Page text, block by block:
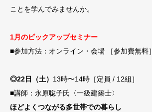
ことを学んでみませんか。
1月のピックアップセミナー
■参加方法：オンライン・会場 ［参加費無料］
◎22日（土） 13時〜14時［定員 / 12組］
■講師：永原聡子氏〈一級建築士〉
ほどよくつながる多世帯での暮らし